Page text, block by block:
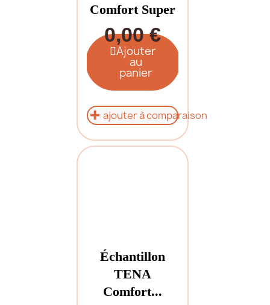
Comfort Super
0,00 €
Ajouter
au
panier
ajouter à comparaison
Échantillon
TENA
Comfort...